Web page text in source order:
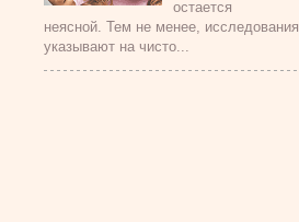
остается
неясной. Тем не менее, исследования
указывают на чисто...